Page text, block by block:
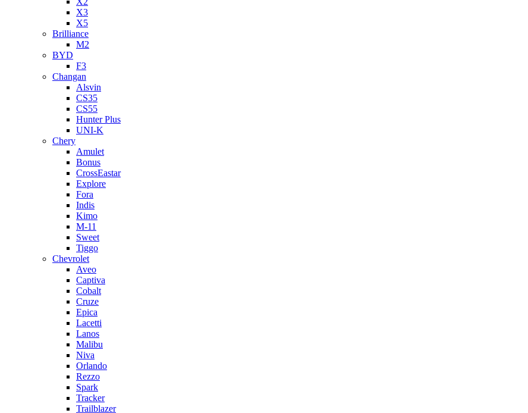
X3
X5
Brilliance
M2
BYD
F3
Changan
Alsvin
CS35
CS55
Hunter Plus
UNI-K
Chery
Amulet
Bonus
CrossEastar
Explore
Fora
Indis
Kimo
M-11
Sweet
Tiggo
Chevrolet
Aveo
Captiva
Cobalt
Cruze
Epica
Lacetti
Lanos
Malibu
Niva
Orlando
Rezzo
Spark
Tracker
Trailblazer